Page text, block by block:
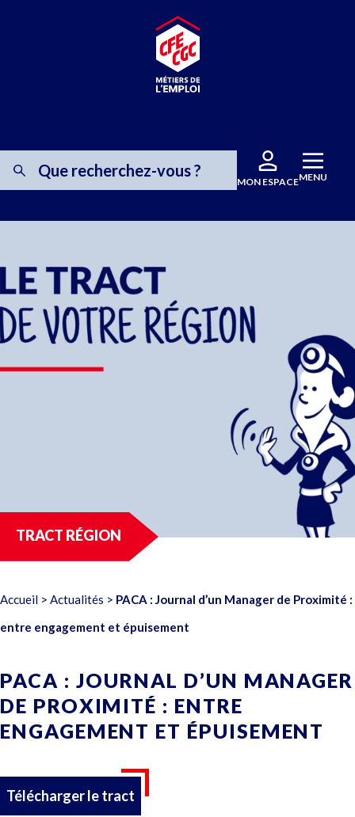
MON ESPACEMENU
TRACT RÉGION
Accueil > Actualités > PACA : Journal d’un Manager de Proximité :
entre engagement et épuisement
PACA : JOURNAL D’UN MANAGER
DE PROXIMITÉ : ENTRE
ENGAGEMENT ET ÉPUISEMENT
Télécharger le tract